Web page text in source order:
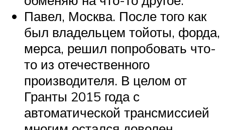
Павел, Москва. После того как
был владельцем тойоты, форда,
мерса, решил попробовать что-
то из отечественного
производителя. В целом от
Гранты 2015 года с
автоматической трансмиссией